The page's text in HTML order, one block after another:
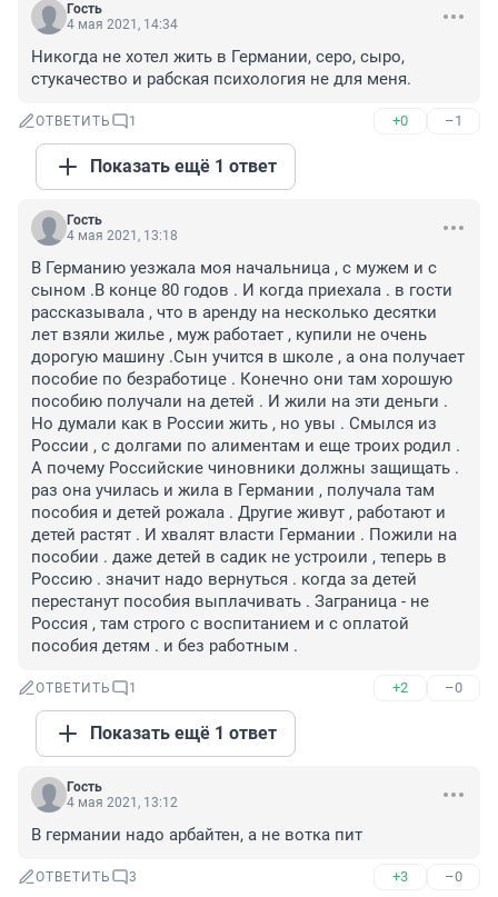
Гость
4 мая 2021, 14:34
Никогда не хотел жить в Германии, серо, сыро,
стукачество и рабская психология не для меня.
ОТВЕТИТЬ 1 +0 –1
Показать ещё 1 ответ
Гость
4 мая 2021, 13:18
В Германию уезжала моя начальница , с мужем и с
сыном .В конце 80 годов . И когда приехала . в гости
рассказывала , что в аренду на несколько десятки
лет взяли жилье , муж работает , купили не очень
дорогую машину .Сын учится в школе , а она получает
пособие по безработице . Конечно они там хорошую
пособию получали на детей . И жили на эти деньги .
Но думали как в России жить , но увы . Смылся из
России , с долгами по алиментам и еще троих родил .
А почему Российские чиновники должны защищать .
раз она училась и жила в Германии , получала там
пособия и детей рожала . Другие живут , работают и
детей растят . И хвалят власти Германии . Пожили на
пособии . даже детей в садик не устроили , теперь в
Россию . значит надо вернуться . когда за детей
перестанут пособия выплачивать . Заграница - не
Россия , там строго с воспитанием и с оплатой
пособия детям . и без работным .
ОТВЕТИТЬ 1 +2 –0
Показать ещё 1 ответ
Гость
4 мая 2021, 13:12
В германии надо арбайтен, а не вотка пит
ОТВЕТИТЬ 3 +3 –0